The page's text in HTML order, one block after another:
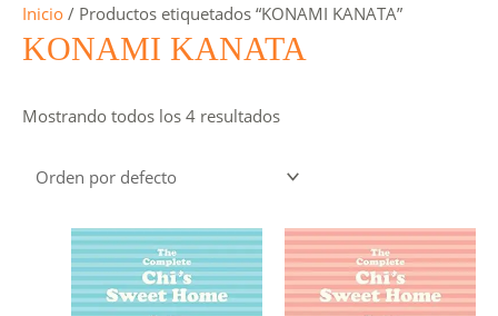
Inicio / Productos etiquetados “KONAMI KANATA”
KONAMI KANATA
Mostrando todos los 4 resultados